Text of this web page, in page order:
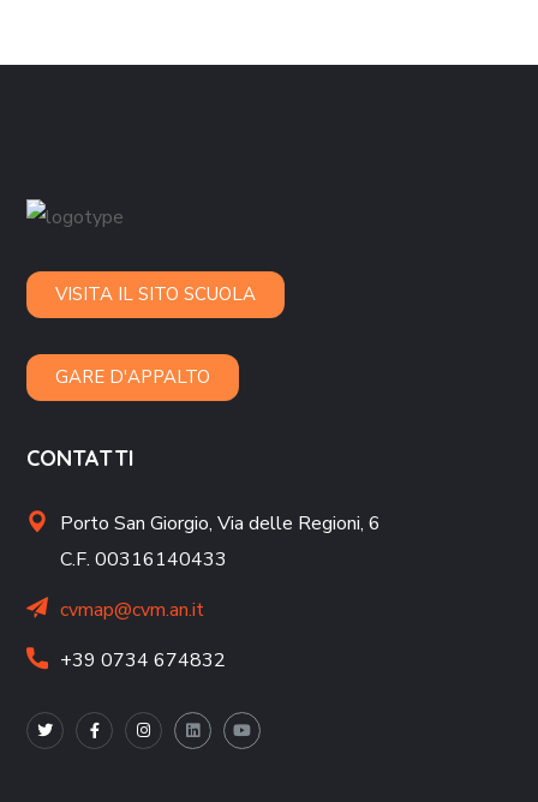
VISITA IL SITO SCUOLA
GARE D'APPALTO
CONTATTI
Porto San Giorgio,Via delle Regioni, 6
C.F. 00316140433
cvmap@cvm.an.it
+39 0734 674832